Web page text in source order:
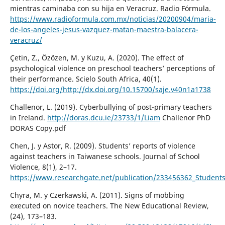
mientras caminaba con su hija en Veracruz. Radio Fórmula.
https://www.radioformula.com.mx/noticias/20200904/maria-
de-los-angeles-jesus-vazquez-matan-maestra-balacera-
veracruz/
Çetin, Z., Özözen, M. y Kuzu, A. (2020). The effect of
psychological violence on preschool teachers’ perceptions of
their performance. Scielo South Africa, 40(1).
https://doi.org/http://dx.doi.org/10.15700/saje.v40n1a1738
Challenor, L. (2019). Cyberbullying of post-primary teachers
in Ireland. http://doras.dcu.ie/23733/1/Liam Challenor PhD
DORAS Copy.pdf
Chen, J. y Astor, R. (2009). Students’ reports of violence
against teachers in Taiwanese schools. Journal of School
Violence, 8(1), 2–17.
https://www.researchgate.net/publication/
Chyra, M. y Czerkawski, A. (2011). Signs of mobbing
executed on novice teachers. The New Educational Review,
(24), 173–183.